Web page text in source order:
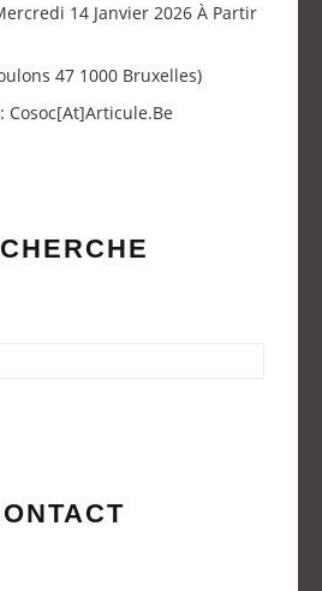
14 Janvier 2026 À Partir
47 1000 Bruxelles)
Cosoc[at]articule.be